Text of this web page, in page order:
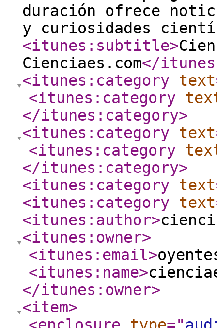
duración ofrece
y curiosidades
<itunes:subtitle>
Cienciaes.com</
<itunes:category
text
<itunes:category
</itunes:category>
<itunes:category
text
<itunes:category
</itunes:category>
<itunes:category
text
<itunes:category
text
<itunes:author>
<itunes:owner>
<itunes:email>
<itunes:name>
</itunes:owner>
<item>